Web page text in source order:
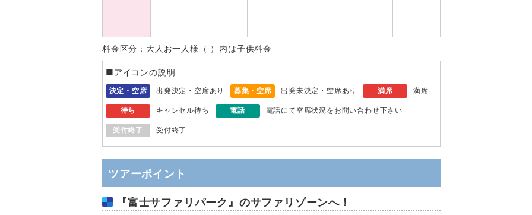
料金区分：大人お一人様（ ）内は子供料金
■アイコンの説明
決定・空席 出発決定・空席あり 募集・空席 出発未決定・空席あり 満席 満席
待ち キャンセル待ち 電話 電話にて空席状況をお問い合わせ下さい
受付終了 受付終了
ツアーポイント
『富士サファリパーク』のサファリゾーンへ！